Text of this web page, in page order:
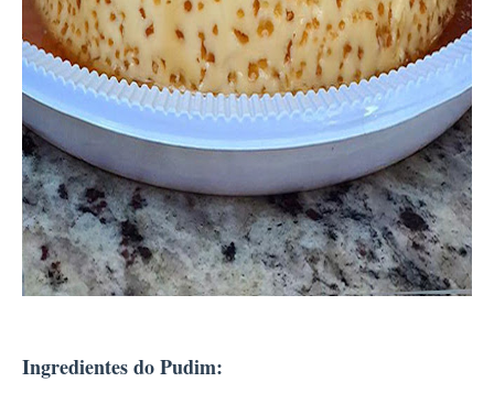
Ingredientes do Pudim: